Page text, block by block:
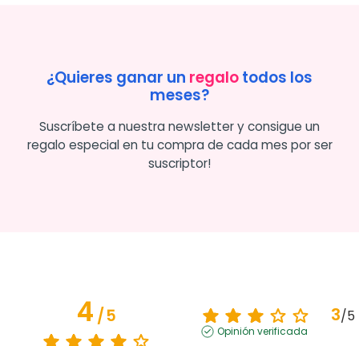
¿Quieres ganar un regalotodos los
meses?
Suscríbete a nuestra newsletter y consigue un
regalo especial en tu compra de cada mes por ser
suscriptor!
4/5 3/5
Opinión verificada